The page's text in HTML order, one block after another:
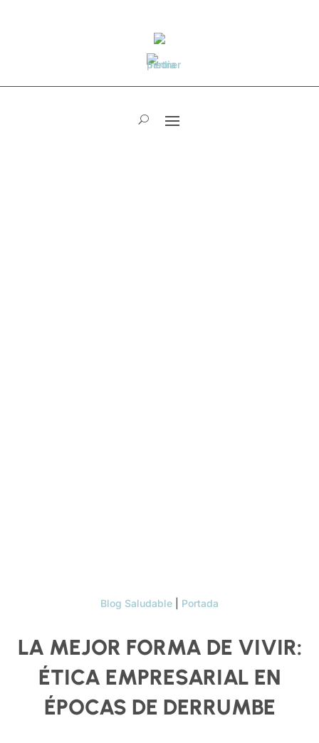
Blog Saludable Portada
LA MEJOR FORMA DE VIVIR:
ÉTICA EMPRESARIAL EN
ÉPOCAS DE DERRUMBE